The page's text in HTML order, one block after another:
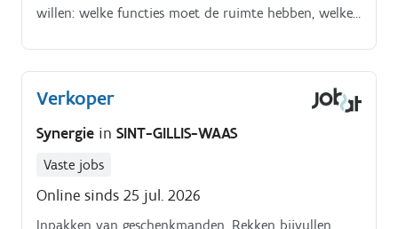
willen: welke functies moet de ruimte hebben, welke
inrichten van praktisch tot prachtig!.
Verkoper
Synergie in SINT-GILLIS-WAAS
Vaste jobs
Online sinds 25 jul. 2026
Inpakken van geschenkmanden. Rekken bijvullen.